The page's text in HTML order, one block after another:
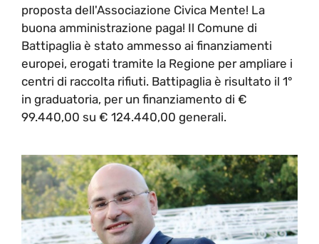
proposta dell'Associazione Civica Mente! La
buona amministrazione paga! Il Comune di
Battipaglia è stato ammesso ai finanziamenti
europei, erogati tramite la Regione per ampliare i
centri di raccolta rifiuti. Battipaglia è risultato il 1°
in graduatoria, per un finanziamento di €
99.440,00 su € 124.440,00 generali.